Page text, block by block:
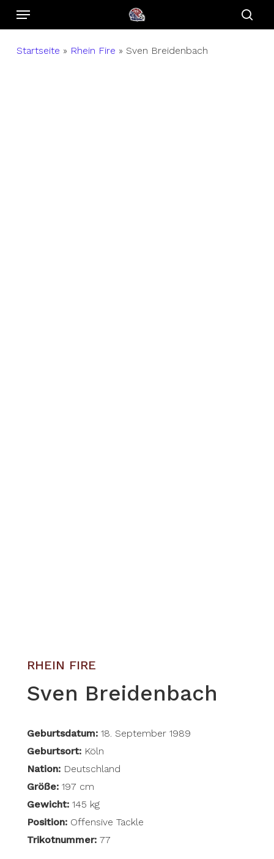
SkipMenu
Startseite » Rhein Fire » Sven Breidenbach
RHEIN FIRE
Sven Breidenbach
Geburtsdatum: 18. September 1989
Geburtsort: Köln
Nation: Deutschland
Größe:197 cm
Gewicht:145 kg
Position: Offensive Tackle
Trikotnummer: 77